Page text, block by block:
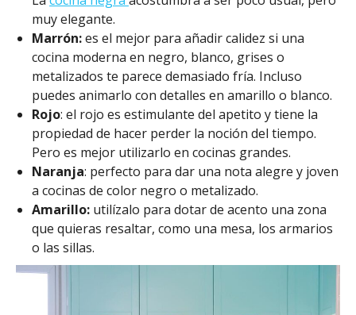
muy elegante.
Marrón:es el mejor para añadir calidez si una
cocina moderna en negro, blanco, grises o
metalizados te parece demasiado fría. Incluso
puedes animarlo con detalles en amarillo o blanco.
Rojo: el rojo es estimulante del apetito y tiene la
propiedad de hacer perder la noción del tiempo.
Pero es mejor utilizarlo en cocinas grandes.
Naranja: perfecto para dar una nota alegre y joven
a cocinas de color negro o metalizado.
Amarillo: utilízalo para dotar de acento una zona
que quieras resaltar, como una mesa, los armarios
o las sillas.